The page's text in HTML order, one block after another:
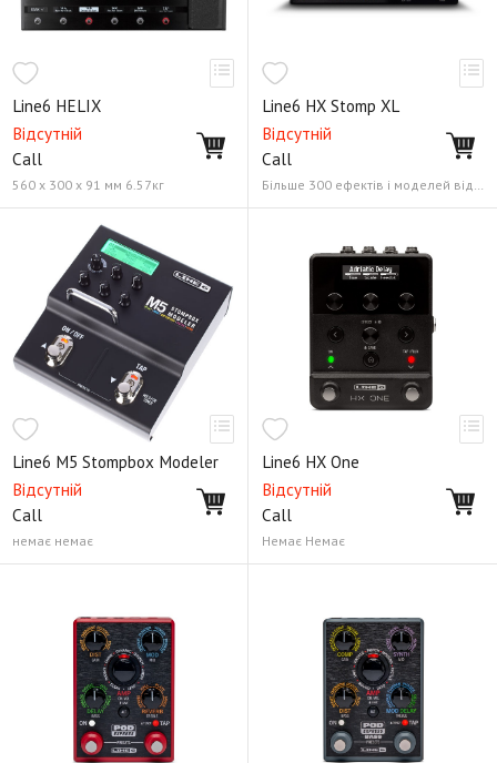
Line6 HELIX
Відсутній
Call
560 х 300 х 91 мм 6.57кг
Line6 HX Stomp XL
Відсутній
Call
Більше 300 ефектів і моделей від Helix, M-Series і інших моделей Line 6 8 футвічів, 6 енкодерів + 4 кнопки
Line6 M5 Stompbox Modeler
Відсутній
Call
немає немає
Line6 HX One
Відсутній
Call
Немає Немає